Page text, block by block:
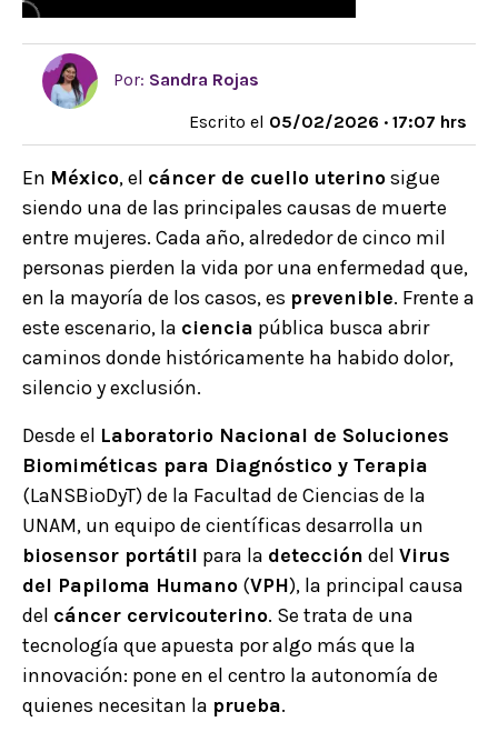
Por: Sandra Rojas
Escrito el 05/02/2026 · 17:07 hrs
En México, el cáncer de cuello uterinosigue
siendo una de las principales causas de muerte
entre mujeres. Cada año, alrededor de cinco mil
personas pierden la vida por una enfermedad que,
en la mayoría de los casos, es prevenible. Frente a
este escenario, la ciencia pública busca abrir
caminos donde históricamente ha habido dolor,
silencio y exclusión.
Desde el Laboratorio Nacional de Soluciones
Biomiméticas para Diagnóstico y Terapia
(LaNSBioDyT) de la Facultad de Ciencias de la
UNAM, un equipo de científicas desarrolla un
biosensor portátil para la detección del Virus
del Papiloma Humano (VPH), la principal causa
del cáncer cervicouterino. Se trata de una
tecnología que apuesta por algo más que la
innovación: pone en el centro la autonomía de
quienes necesitan la prueba.